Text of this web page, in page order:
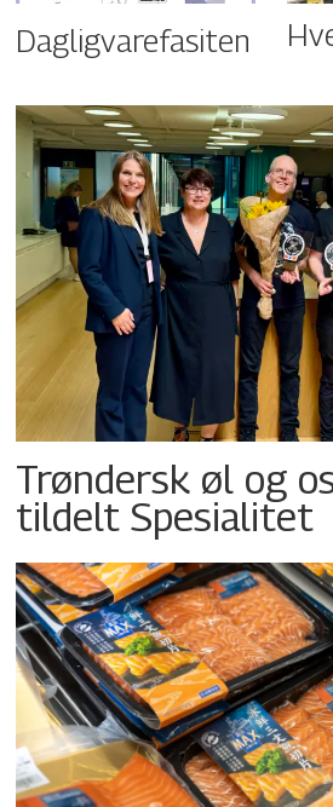
Dagligvarefasiten
Trøndersk øl og
tildelt Spesialitet